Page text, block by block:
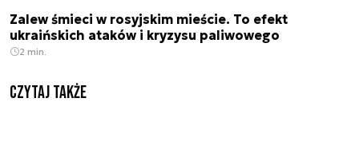
Zalew śmieci w rosyjskim mieście. To efekt
ukraińskich ataków i kryzysu paliwowego
2 min.
Czytaj także